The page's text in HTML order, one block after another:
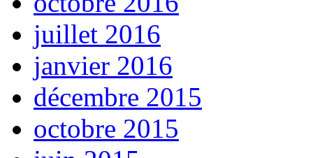
juillet 2016
janvier 2016
décembre 2015
octobre 2015